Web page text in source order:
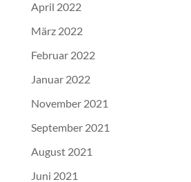
April 2022
März 2022
Februar 2022
Januar 2022
November 2021
September 2021
August 2021
Juni 2021